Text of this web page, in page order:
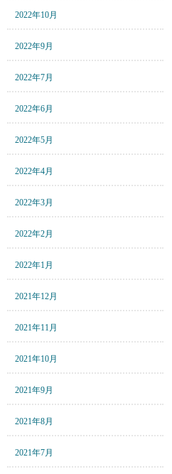
2022年10月
2022年9月
2022年7月
2022年6月
2022年5月
2022年4月
2022年3月
2022年2月
2022年1月
2021年12月
2021年11月
2021年10月
2021年9月
2021年8月
2021年7月